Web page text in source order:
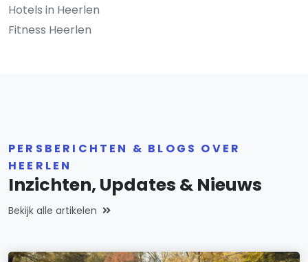
Hotels in Heerlen
Fitness Heerlen
PERSBERICHTEN & BLOGS OVER
HEERLEN
Inzichten, Updates & Nieuws
Bekijk alle artikelen